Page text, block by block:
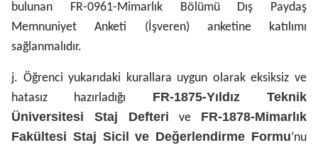
bulunan FR-0961-Mimarlık Bölümü Dış Paydaş
Memnuniyet Anketi (İşveren) anketine katılımı
sağlanmalıdır.
j. Öğrenci yukarıdaki kurallara uygun olarak eksiksiz ve
hatasız hazırladığı FR-1875-Yıldız Teknik
Üniversitesi Staj Defteri ve FR-1878-Mimarlık
Fakültesi Staj Sicil ve Değerlendirme Formu’nu